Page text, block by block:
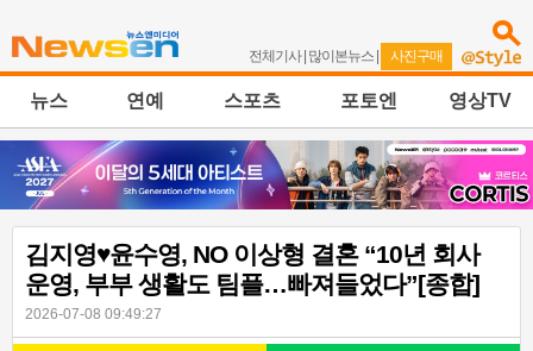
전체기사| 많이본뉴스 | 사진구매
뉴스 연예 스포츠 포토엔 영상TV
김지영♥윤수영, NO 이상형 결혼 “10년 회사
운영, 부부 생활도 팀플…빠져들었다”[종합]
2026-07-08 09:49:27